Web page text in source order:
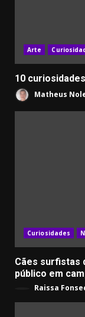
Arte
10
Matheus
Curiosidades
Cães surfistas
público em
Raissa